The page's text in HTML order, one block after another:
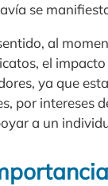
se
al
el
ya que
por intereses
a un